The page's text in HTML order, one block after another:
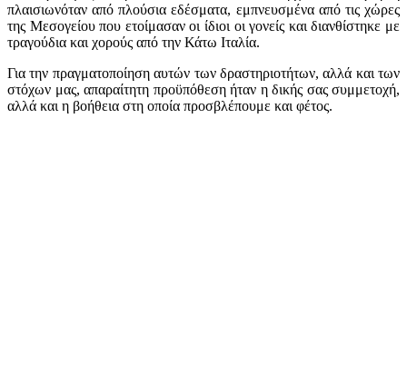
πλαισιωνόταν από πλούσια εδέσματα, εμπνευσμένα από τις χώρες
της Μεσογείου που ετοίμασαν οι ίδιοι οι γονείς και διανθίστηκε με
τραγούδια και χορούς από την Κάτω Ιταλία.
Για την πραγματοποίηση αυτών των δραστηριοτήτων, αλλά και των
στόχων μας, απαραίτητη προϋπόθεση ήταν η δικής σας συμμετοχή,
αλλά και η βοήθεια στη οποία προσβλέπουμε και φέτος.